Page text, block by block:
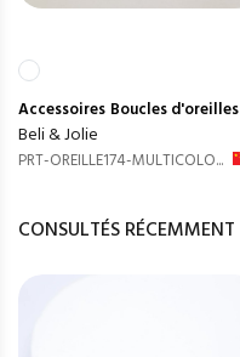
Accessoires Boucles d'oreilles
Beli & Jolie
PRT-OREILLE174-MULTICOLO...
CONSULTÉS RÉCEMMENT